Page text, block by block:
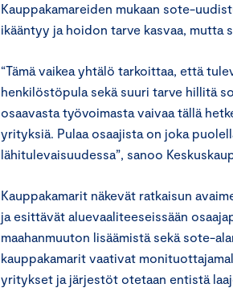
Kauppakamareiden mukaan sote-
ikääntyy ja hoidon tarve kasvaa, mutta
“Tämä vaikea yhtälö tarkoittaa, että
henkilöstöpula sekä suuri tarve hillitä
osaavasta työvoimasta vaivaa tällä
yrityksiä. Pulaa osaajista on joka
lähitulevaisuudessa”, sanoo
Kauppakamarit näkevät ratkaisun
ja esittävät aluevaaliteeseissään
maahanmuuton lisäämistä sekä sote-
kauppakamarit vaativat
yritykset ja järjestöt otetaan entistä